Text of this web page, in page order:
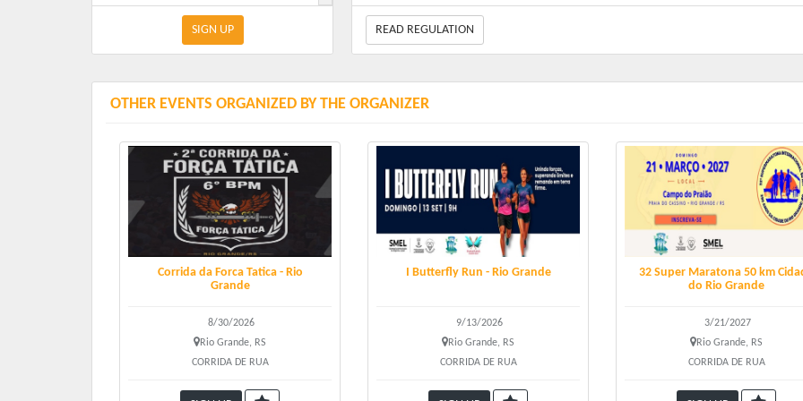
SIGN UP
Valores:
Kit Caminhada - R4 45,00
Kit Corrida e Caminhada - Número de peito, camiseta e medalha
Entrega de Kit:
Data, local e horário a definir.
READ REGULATION
OTHER EVENTS ORGANIZED BY THE ORGANIZER
Corrida da Forca Tatica - Rio
Grande
8/30/2026
Rio Grande, RS
CORRIDA DE RUA
I Butterfly Run - Rio Grande
9/13/2026
Rio Grande, RS
CORRIDA DE RUA
32 Super Maratona 50 km
do Rio Grande
3/21/2027
Rio Grande, RS
CORRIDA DE RUA